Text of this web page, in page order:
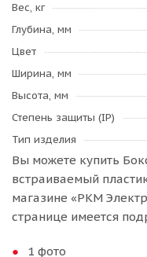
Вес, кг
Глубина, мм
Цвет
Ширина, мм
Высота, мм
Степень защиты (IP)
Тип изделия
Вы можете купить
встраиваемый
магазине «РКМ
странице имеется
1 фото